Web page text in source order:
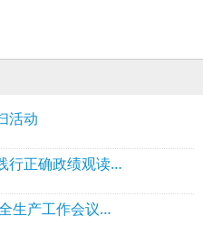
活动
泸州市口岸物流办举办树立和践行正确政绩观读书班，以学促干赋能高质量发展
泸州市发展改革系统2026年安全生产工作会议暨全市能源安全生产专业委员会工作会议召开